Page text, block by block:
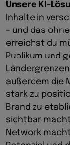
Unsere KI-
Inhalte in
– und das
erreichst du
Publikum und
außerdem die
stark zu
Brand zu
sichtbar
Network